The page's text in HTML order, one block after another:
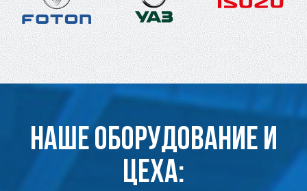
Наше оборудование и
цеха: